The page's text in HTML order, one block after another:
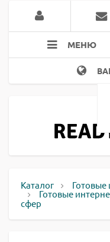
МЕНЮ
Каталог
Готовые
сфер